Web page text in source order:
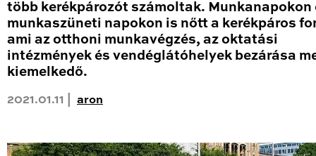
több kerékpározót számoltak. Munkanapokon
munkaszüneti napokon is nőtt a kerékpáros
ami az otthoni munkavégzés, az oktatási
intézmények és vendéglátóhelyek bezárása
kiemelkedő.
2021.01.11 | aron